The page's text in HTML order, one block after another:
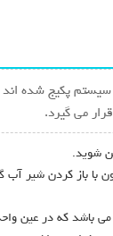
سیستم پکیج شده
می گیرد.
شوید.
با باز کردن
می باشد که در